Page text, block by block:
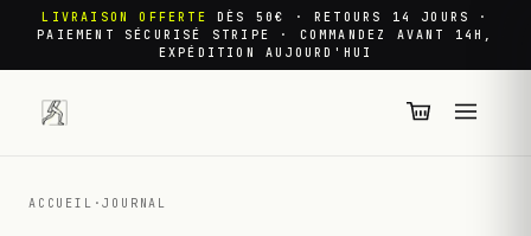
LIVRAISON OFFERTE
DÈS 50€ · RETOURS 14 JOURS ·
PAIEMENT SÉCURISÉ STRIPE · COMMANDEZ AVANT 14H,
EXPÉDITION AUJOURD'HUI
ACCUEIL ·JOURNAL